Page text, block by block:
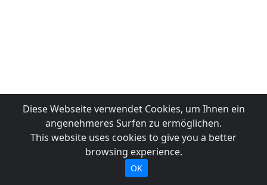
Diese Webseite verwendet Cookies, um Ihnen ein
angenehmeres Surfen zu ermöglichen.
This website uses cookies to give you a better
browsing experience.
OK